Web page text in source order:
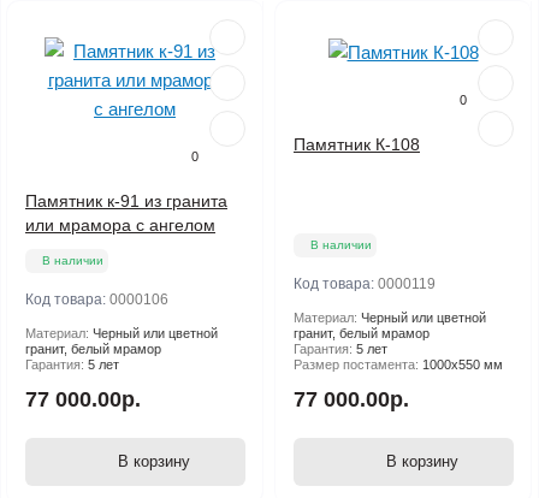
0
Памятник к-91 из гранита
или мрамора с ангелом
В наличии
Код товара: 0000106
Материал: Черный или цветной
гранит, белый мрамор
Гарантия: 5 лет
77 000.00р.
В корзину
0
Памятник К-108
В наличии
Код товара: 0000119
Материал: Черный или цветной
гранит, белый мрамор
Гарантия: 5 лет
Размер постамента: 1000х550 мм
77 000.00р.
В корзину